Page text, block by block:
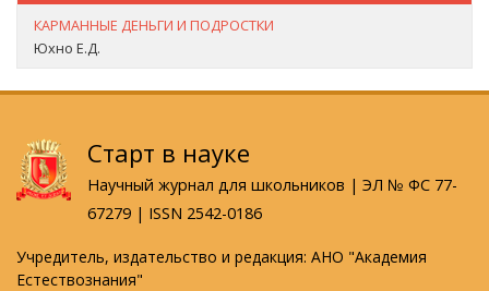
КАРМАННЫЕ ДЕНЬГИ И ПОДРОСТКИ
Юхно Е.Д.
Старт в науке
Научный журнал для школьников | ЭЛ № ФС 77-
67279 | ISSN 2542-0186
Учредитель, издательство и редакция: АНО "Академия
Естествознания"